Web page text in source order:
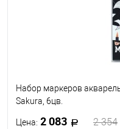
Набор маркеров
Sakura, 6цв.
Цена: 2 083 2 354